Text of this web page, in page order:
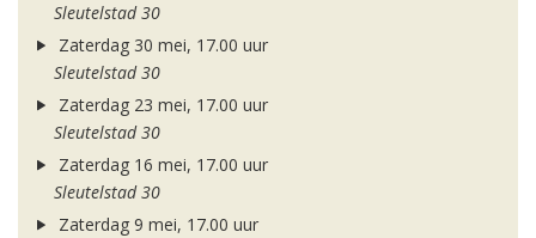
Sleutelstad 30
Zaterdag 30 mei, 17.00 uur
Sleutelstad 30
Zaterdag 23 mei, 17.00 uur
Sleutelstad 30
Zaterdag 16 mei, 17.00 uur
Sleutelstad 30
Zaterdag 9 mei, 17.00 uur